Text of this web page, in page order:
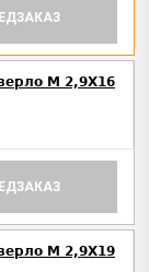
М 2,9Х16
М 2,9Х19